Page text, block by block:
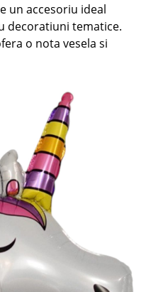
un accesoriu ideal
decoratiuni tematice.
o nota vesela si